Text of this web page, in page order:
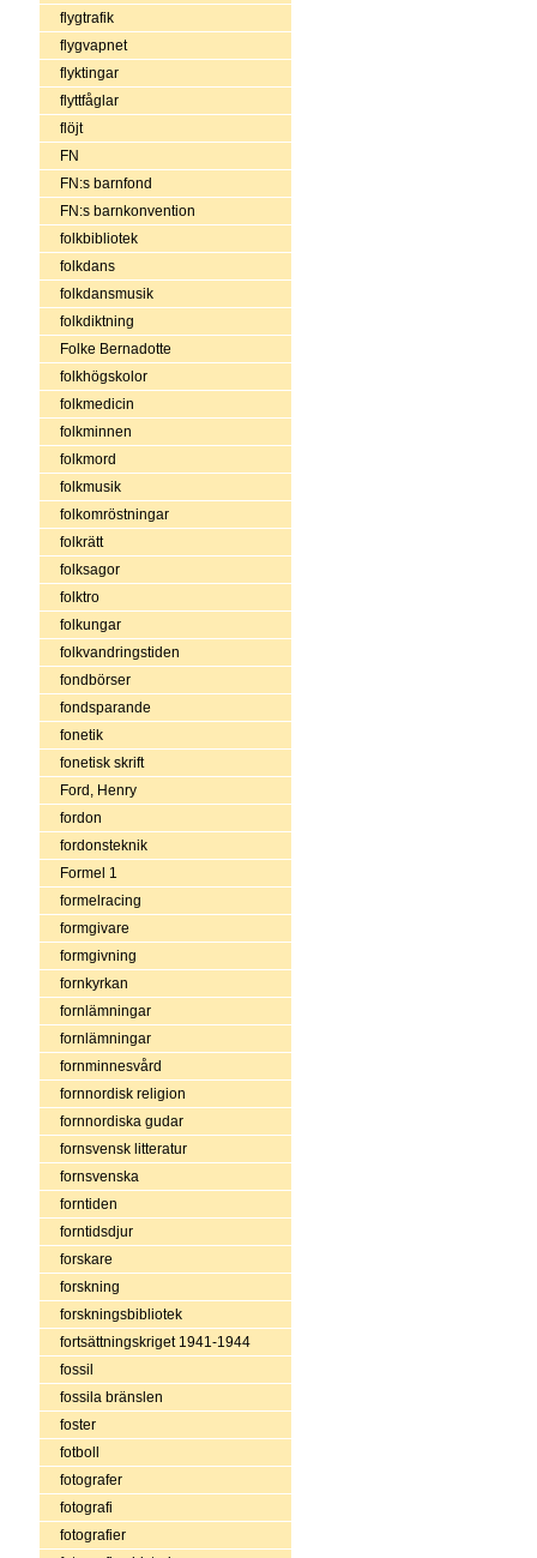
flygtrafik
flygvapnet
flyktingar
flyttfåglar
flöjt
FN
FN:s barnfond
FN:s barnkonvention
folkbibliotek
folkdans
folkdansmusik
folkdiktning
Folke Bernadotte
folkhögskolor
folkmedicin
folkminnen
folkmord
folkmusik
folkomröstningar
folkrätt
folksagor
folktro
folkungar
folkvandringstiden
fondbörser
fondsparande
fonetik
fonetisk skrift
Ford, Henry
fordon
fordonsteknik
Formel 1
formelracing
formgivare
formgivning
fornkyrkan
fornlämningar
fornlämningar
fornminnesvård
fornnordisk religion
fornnordiska gudar
fornsvensk litteratur
fornsvenska
forntiden
forntidsdjur
forskare
forskning
forskningsbibliotek
fortsättningskriget 1941-1944
fossil
fossila bränslen
foster
fotboll
fotografer
fotografi
fotografier